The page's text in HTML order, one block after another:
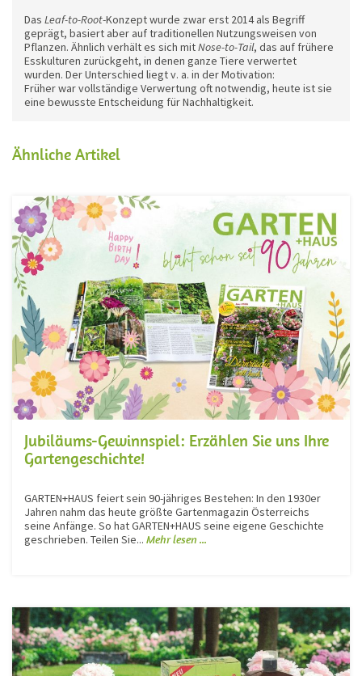
Das Leaf-to-Root-Konzept wurde zwar erst 2014 als Begriff
geprägt, basiert aber auf traditionellen Nutzungsweisen von
Pflanzen. Ähnlich verhält es sich mitNose-to-Tail, das auf frühere
Esskulturen zurückgeht, in denen ganze Tiere verwertet
wurden. Der Unterschied liegt v. a. in der Motivation:
Früher war vollständige Verwertung oft notwendig, heute ist sie
eine bewusste Entscheidung für Nachhaltigkeit.
Ähnliche Artikel
Jubiläums-Gewinnspiel: Erzählen Sie uns Ihre
Gartengeschichte!
GARTEN+HAUS feiert sein 90-jähriges Bestehen: In den 1930er
Jahren nahm das heute größte Gartenmagazin Österreichs
seine Anfänge. So hat GARTEN+HAUS seine eigene Geschichte
geschrieben. Teilen Sie... Mehr lesen ...